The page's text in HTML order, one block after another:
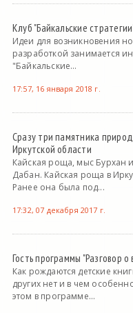
Клуб "Байкальские
Идеи для возникновения
разработкой занимается
"Байкальские...
17:57, 16 января 2018 г.
Сразу три памятника
Иркутской области
Кайская роща, мыс Бурхан
Дабан. Кайская роща в
Ранее она была под...
17:32, 07 декабря 2017 г.
Гость программы "Разговор
Как рождаются детские
других нет и в чем
этом в программе...